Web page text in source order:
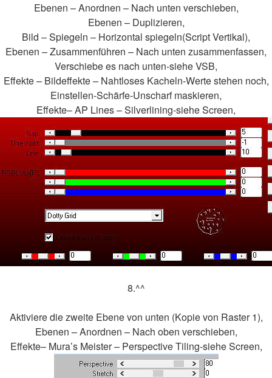
Ebenen – Anordnen – Nach unten verschieben,
Ebenen – Duplizieren,
Bild – Spiegeln – Horizontal spiegeln(Script Vertikal),
Ebenen – Zusammenführen – Nach unten zusammenfassen,
Verschiebe es nach unten-siehe VSB,
Effekte – Bildeffekte – Nahtloses Kacheln-Werte stehen noch,
Einstellen-Schärfe-Unscharf maskieren,
Effekte– AP Lines – Silverlining-siehe Screen,
8.^^
Aktiviere die zweite Ebene von unten (Kopie von Raster 1),
Ebenen – Anordnen – Nach oben verschieben,
Effekte– Mura’s Meister – Perspective Tiling-siehe Screen,